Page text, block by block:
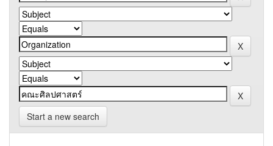
Start a new search